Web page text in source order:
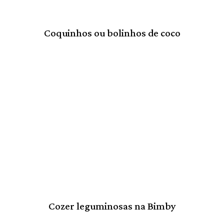
Coquinhos ou bolinhos de coco
Cozer leguminosas na Bimby